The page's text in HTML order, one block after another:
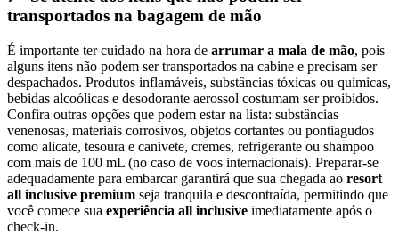
transportados na bagagem de mão
É importante ter cuidado na hora de arrumar a mala de mão, pois
alguns itens não podem ser transportados na cabine e precisam ser
despachados. Produtos inflamáveis, substâncias tóxicas ou químicas,
bebidas alcoólicas e desodorante aerossol costumam ser proibidos.
Confira outras opções que podem estar na lista: substâncias
venenosas, materiais corrosivos, objetos cortantes ou pontiagudos
como alicate, tesoura e canivete, cremes, refrigerante ou shampoo
com mais de 100 mL (no caso de voos internacionais). Preparar-se
adequadamente para embarcar garantirá que sua chegada ao resort
all inclusive premium seja tranquila e descontraída, permitindo que
você comece sua experiência all inclusive imediatamente após o
check-in.